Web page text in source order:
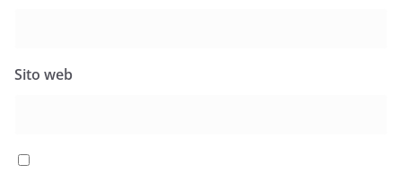
Sito web